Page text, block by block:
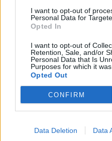
I want to opt-out of
Personal Data for
Opted In
I want to opt-out of
Retention, Sale, and/or
Personal Data that Is
Purposes for which it was
Opted Out
CONFIRM
Data Deletion Data
Remember Me
Forgot Password
Stöd Para§rafs
inom kriminalpolisen